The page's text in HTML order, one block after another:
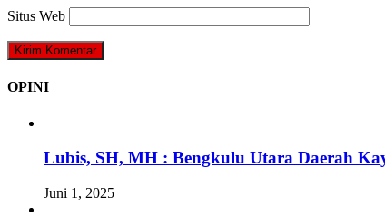
Situs Web
OPINI
Lubis, SH, MH : Bengkulu Utara Daerah
Juni 1, 2025